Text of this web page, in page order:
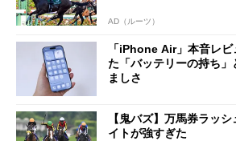
AD（ルーツ）
「iPhone Air」本音レ
た「バッテリーの持ち
ましさ
【鬼バズ】万馬券ラッ
イトが強すぎた